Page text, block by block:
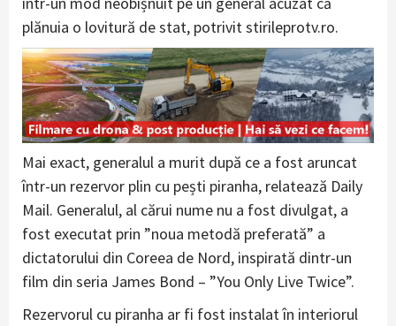
plănuia o lovitură de stat, potrivit stirileprotv.ro.
Mai exact, generalul a murit după ce a fost aruncat
într-un rezervor plin cu pești piranha, relatează Daily
Mail. Generalul, al cărui nume nu a fost divulgat, a
fost executat prin ”noua metodă preferată” a
dictatorului din Coreea de Nord, inspirată dintr-un
film din seria James Bond – ”You Only Live Twice”.
Rezervorul cu piranha ar fi fost instalat în interiorul